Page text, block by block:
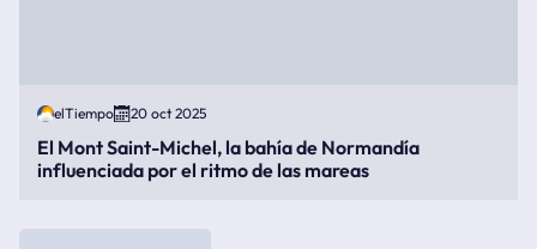
elTiempo 20 oct 2025
El Mont Saint-Michel, la bahía de Normandía
influenciada por el ritmo de las mareas